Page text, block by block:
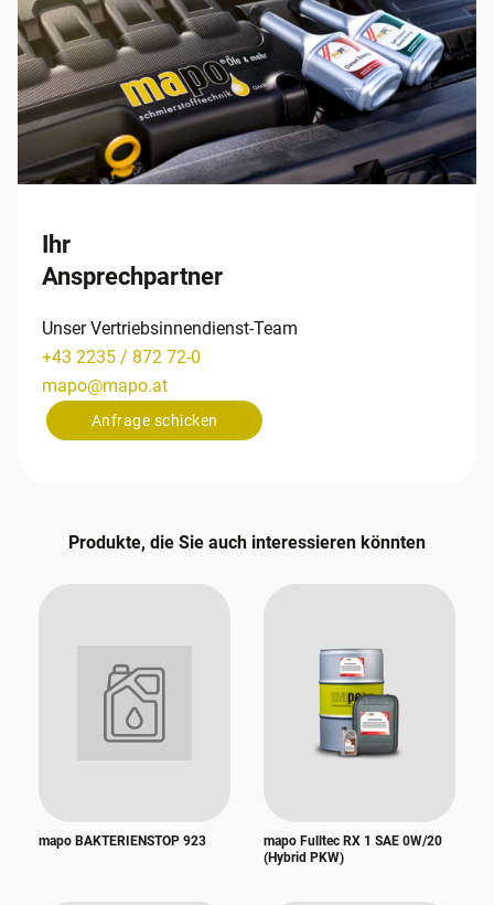
Ihr
Ansprechpartner
Unser Vertriebsinnendienst-Team
+43 2235 / 872 72-0
mapo@mapo.at
Anfrage schicken
Produkte, die Sie auch interessieren könnten
mapo BAKTERIENSTOP 923
mapo Fulltec RX 1 SAE 0W/20
(Hybrid PKW)